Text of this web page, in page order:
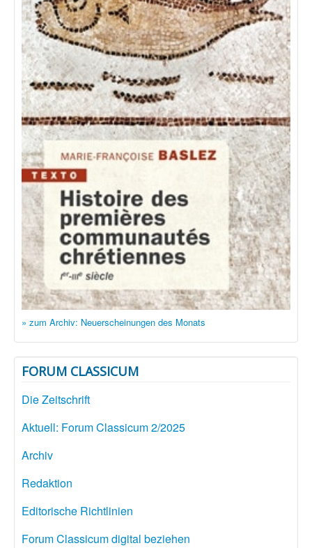
» zum Archiv: Neuerscheinungen des Monats
FORUM CLASSICUM
Die Zeitschrift
Aktuell: Forum Classicum 2/2025
Archiv
Redaktion
Editorische Richtlinien
Forum Classicum digital beziehen